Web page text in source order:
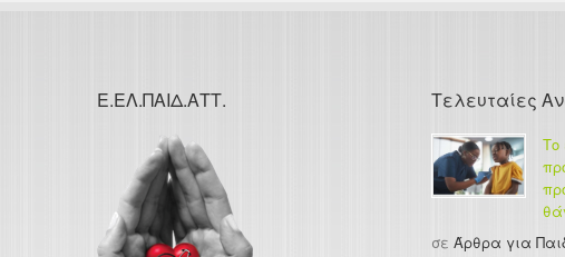
Ε.ΕΛ.ΠΑΙΔ.ΑΤΤ. Τελευταίες
Το
σε Άρθρα για